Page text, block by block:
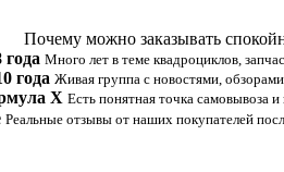
Почему можно заказывать
года Много лет в теме квадроциклов,
года Живая группа с новостями,
Х Есть понятная точка самовывоза
Реальные отзывы от наших покупателей